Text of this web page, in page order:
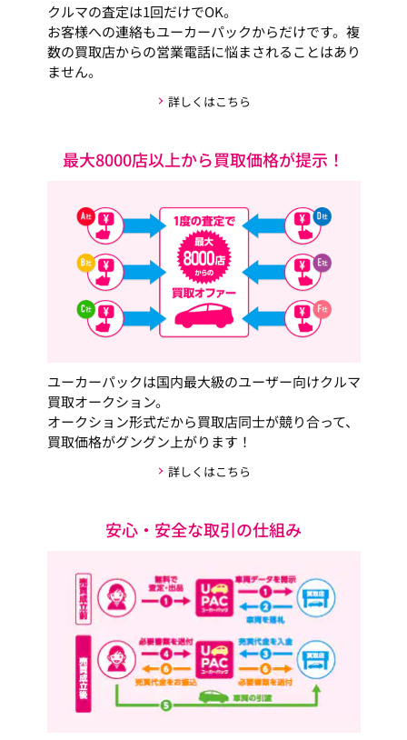
クルマの査定は1回だけでOK。
お客様への連絡もユーカーパックからだけです。複
数の買取店からの営業電話に悩まされることはあり
ません。
詳しくはこちら
最大8000店以上から買取価格が提示！
ユーカーパックは国内最大級のユーザー向けクルマ
買取オークション。
オークション形式だから買取店同士が競り合って、
買取価格がグングン上がります！
詳しくはこちら
安心・安全な取引の仕組み